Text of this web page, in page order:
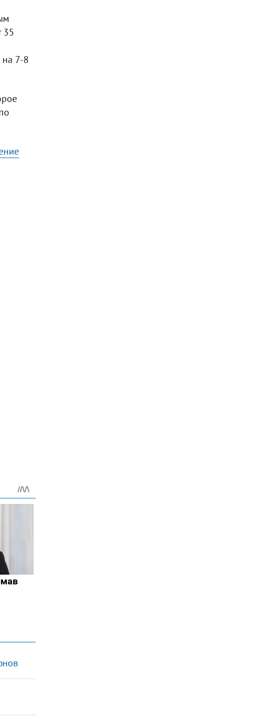
35
7-8